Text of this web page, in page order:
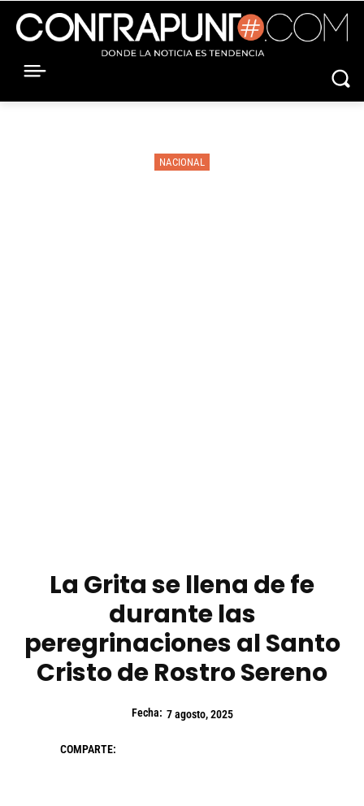
NACIONAL
La Grita se llena de fe
durante las
peregrinaciones al Santo
Cristo de Rostro Sereno
Fecha: 7 agosto, 2025
COMPARTE: